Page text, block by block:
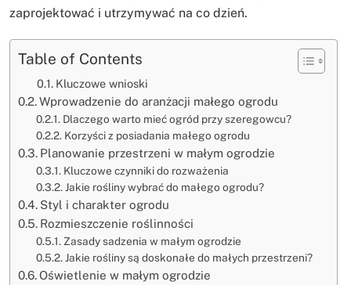
zaprojektować i utrzymywać na co dzień.
Table of Contents
Kluczowe wnioski
Wprowadzenie do aranżacji małego ogrodu
Dlaczego warto mieć ogród przy szeregowcu?
Korzyści z posiadania małego ogrodu
Planowanie przestrzeni w małym ogrodzie
Kluczowe czynniki do rozważenia
Jakie rośliny wybrać do małego ogrodu?
Styl i charakter ogrodu
Rozmieszczenie roślinności
Zasady sadzenia w małym ogrodzie
Jakie rośliny są doskonałe do małych przestrzeni?
Oświetlenie w małym ogrodzie